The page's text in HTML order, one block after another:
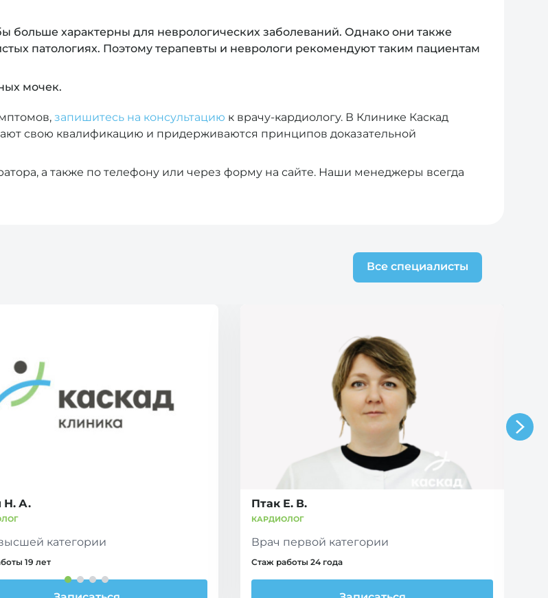
больше характерны для неврологических заболеваний. Однако они также
патологиях. Поэтому терапевты и неврологи рекомендуют таким пациентам
мочек.
запишитесь на консультацию к врачу-кардиологу. В Клинике Каскад
свою квалификацию и придерживаются принципов доказательной
а также по телефону или через форму на сайте. Наши менеджеры всегда
Все специалисты
Н. А.
категории
19 лет
Птак Е. В.
КАРДИОЛОГ
Врач первой категории
Стаж работы 24 года